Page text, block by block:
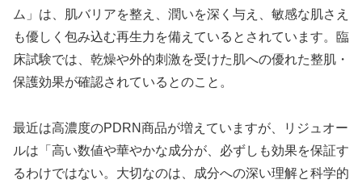
ム」は、肌バリアを整え、潤いを深く与え、敏感な肌さえ
も優しく包み込む再生力を備えているとされています。臨
床試験では、乾燥や外的刺激を受けた肌への優れた整肌・
保護効果が確認されているとのこと。
最近は高濃度のPDRN商品が増えていますが、リジュオー
ルは「高い数値や華やかな成分が、必ずしも効果を保証す
るわけではない。大切なのは、成分への深い理解と科学的